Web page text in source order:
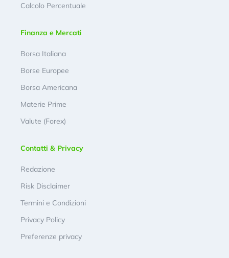
Calcolo Percentuale
Finanza e Mercati
Borsa Italiana
Borse Europee
Borsa Americana
Materie Prime
Valute (Forex)
Contatti & Privacy
Redazione
Risk Disclaimer
Termini e Condizioni
Privacy Policy
Preferenze privacy